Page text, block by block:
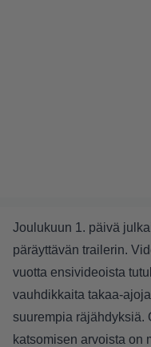
Joulukuun 1. päivä
päräyttävän trailerin.
vuotta ensivideoista
vauhdikkaita takaa-
suurempia räjähdyksiä.
katsomisen arvoista on